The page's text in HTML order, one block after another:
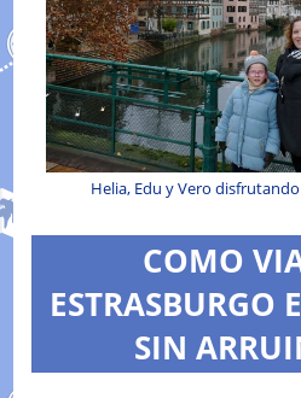
Helia, Edu y Vero
COMO
ESTRASBURGO
SIN